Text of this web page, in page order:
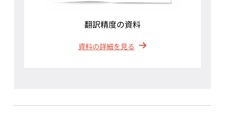
翻訳精度の資料
資料の詳細を見る